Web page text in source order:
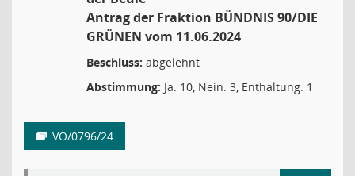
Antrag der Fraktion BÜNDNIS 90/DIE
GRÜNEN vom 11.06.2024
Beschluss: abgelehnt
Abstimmung: Ja: 10, Nein: 3, Enthaltung: 1
VO/0796/24